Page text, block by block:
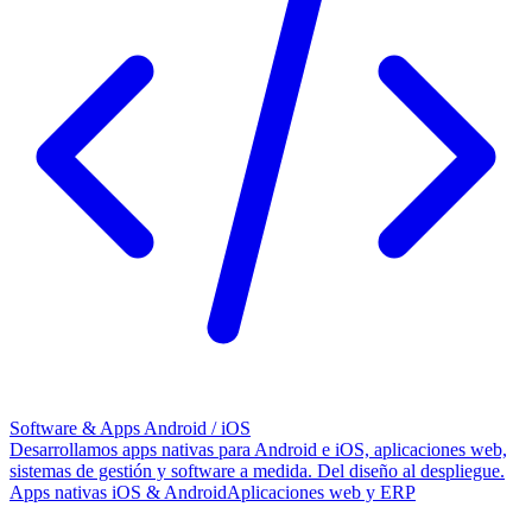
Software & Apps Android / iOS
Desarrollamos apps nativas para Android e iOS, aplicaciones web,
sistemas de gestión y software a medida. Del diseño al despliegue.
Apps nativas iOS & AndroidAplicaciones web y ERP